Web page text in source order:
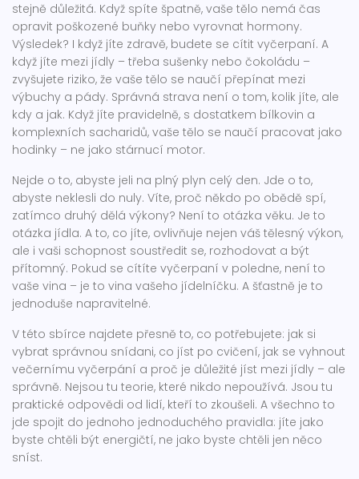
stejně důležitá. Když spíte špatně, vaše tělo nemá čas
opravit poškozené buňky nebo vyrovnat hormony.
Výsledek? I když jíte zdravě, budete se cítit vyčerpaní. A
když jíte mezi jídly – třeba sušenky nebo čokoládu –
zvyšujete riziko, že vaše tělo se naučí přepínat mezi
výbuchy a pády. Správná strava není o tom, kolik jíte, ale
kdy a jak. Když jíte pravidelně, s dostatkem bílkovin a
komplexních sacharidů, vaše tělo se naučí pracovat jako
hodinky – ne jako stárnucí motor.
Nejde o to, abyste jeli na plný plyn celý den. Jde o to,
abyste neklesli do nuly. Víte, proč někdo po obědě spí,
zatímco druhý dělá výkony? Není to otázka věku. Je to
otázka jídla. A to, co jíte, ovlivňuje nejen váš tělesný výkon,
ale i vaši schopnost soustředit se, rozhodovat a být
přítomný. Pokud se cítíte vyčerpaní v poledne, není to
vaše vina – je to vina vašeho jídelníčku. A šťastně je to
jednoduše napravitelné.
V této sbírce najdete přesně to, co potřebujete: jak si
vybrat správnou snídani, co jíst po cvičení, jak se vyhnout
večernímu vyčerpání a proč je důležité jíst mezi jídly – ale
správně. Nejsou tu teorie, které nikdo nepoužívá. Jsou tu
praktické odpovědi od lidí, kteří to zkoušeli. A všechno to
jde spojit do jednoho jednoduchého pravidla: jíte jako
byste chtěli být energičtí, ne jako byste chtěli jen něco
sníst.